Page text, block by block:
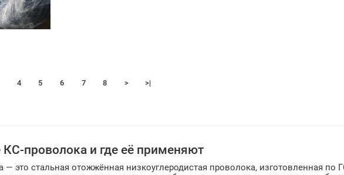
4 5 6 7 8 > >|
КС-проволока и где её применяют
— это стальная отожжённая низкоуглеродистая проволока, изготовленная по